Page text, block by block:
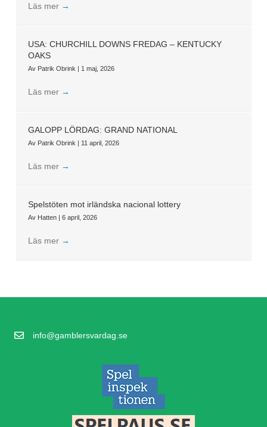
Läs mer →
USA: CHURCHILL DOWNS FREDAG – KENTUCKY
OAKS
Av Patrik Obrink | 1 maj, 2026
Läs mer →
GALOPP LÖRDAG: GRAND NATIONAL
Av Patrik Obrink | 11 april, 2026
Läs mer →
Spelstöten mot irländska nacional lottery
Av Hatten | 6 april, 2026
Läs mer →
info@gamblersvardag.se